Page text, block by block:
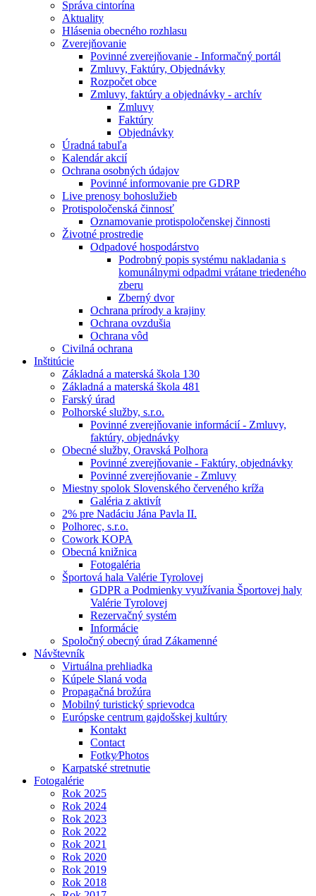
Správa cintorína
Aktuality
Hlásenia obecného rozhlasu
Zverejňovanie
Povinné zverejňovanie - Informačný portál
Zmluvy, Faktúry, Objednávky
Rozpočet obce
Zmluvy, faktúry a objednávky - archív
Zmluvy
Faktúry
Objednávky
Úradná tabuľa
Kalendár akcií
Ochrana osobných údajov
Povinné informovanie pre GDRP
Live prenosy bohoslužieb
Protispoločenská činnosť
Oznamovanie protispoločenskej činnosti
Životné prostredie
Odpadové hospodárstvo
Podrobný popis systému nakladania s
komunálnymi odpadmi vrátane triedeného
zberu
Zberný dvor
Ochrana prírody a krajiny
Ochrana ovzdušia
Ochrana vôd
Civilná ochrana
Inštitúcie
Základná a materská škola 130
Základná a materská škola 481
Farský úrad
Polhorské služby, s.r.o.
Povinné zverejňovanie informácií - Zmluvy,
faktúry, objednávky
Obecné služby, Oravská Polhora
Povinné zverejňovanie - Faktúry, objednávky
Povinné zverejňovanie - Zmluvy
Miestny spolok Slovenského červeného kríža
Galéria z aktivít
2% pre Nadáciu Jána Pavla II.
Polhorec, s.r.o.
Cowork KOPA
Obecná knižnica
Fotogaléria
Športová hala Valérie Tyrolovej
GDPR a Podmienky využívania Športovej haly
Valérie Tyrolovej
Rezervačný systém
Informácie
Spoločný obecný úrad Zákamenné
Návštevník
Virtuálna prehliadka
Kúpele Slaná voda
Propagačná brožúra
Mobilný turistický sprievodca
Európske centrum gajdošskej kultúry
Kontakt
Contact
Fotky⁄Photos
Karpatské stretnutie
Fotogalérie
Rok 2025
Rok 2024
Rok 2023
Rok 2022
Rok 2021
Rok 2020
Rok 2019
Rok 2018